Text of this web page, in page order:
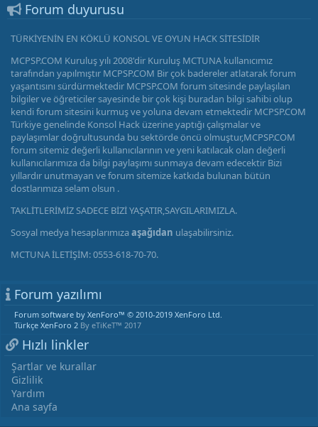
Forum duyurusu
TÜRKİYENİN EN KÖKLÜ KONSOL VE OYUN HACK SİTESİDİR
MCPSP.COM Kuruluş yılı 2008'dir Kuruluş MCTUNA kullanıcımız
tarafından yapılmıştır MCPSP.COM Bir çok badereler atlatarak forum
yaşantısını sürdürmektedir MCPSP.COM forum sitesinde paylaşılan
bilgiler ve öğreticiler sayesinde bir çok kişi buradan bilgi sahibi olup
kendi forum sitesini kurmuş ve yoluna devam etmektedir MCPSP.COM
Türkiye genelinde Konsol Hack üzerine yaptığı çalışmalar ve
paylaşımlar doğrultusunda bu sektörde öncü olmuştur,MCPSP.COM
forum sitemiz değerli kullanıcılarının ve yeni katılacak olan değerli
kullanıcılarımıza da bilgi paylaşımı sunmaya devam edecektir Bizi
yıllardır unutmayan ve forum sitemize katkıda bulunan bütün
dostlarımıza selam olsun .
TAKLİTLERİMİZ SADECE BİZİ YAŞATIR,SAYGILARIMIZLA.
Sosyal medya hesaplarımızaaşağıdan ulaşabilirsiniz.
MCTUNA İLETİŞİM: 0553-618-70-70.
Forum yazılımı
Forum software by XenForo™ © 2010-2019 XenForo Ltd.
Türkçe XenForo 2 By eTiKeT™ 2017
Hızlı linkler
Şartlar ve kurallar
Gizlilik
Yardım
Ana sayfa